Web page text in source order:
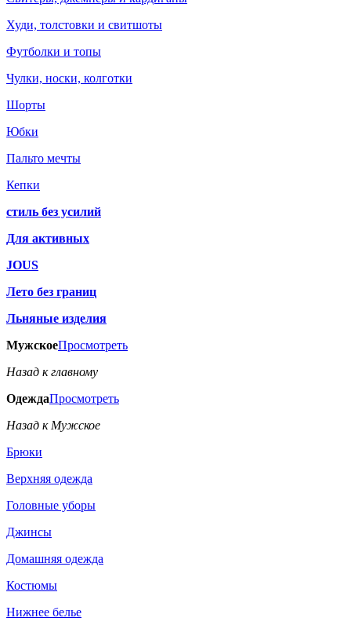
Худи, толстовки и свитшоты
Футболки и топы
Чулки, носки, колготки
Шорты
Юбки
Пальто мечты
Кепки
стиль без усилий
Для активных
JOUS
Лето без границ
Льняные изделия
МужскоеПросмотреть
Назад к главному
ОдеждаПросмотреть
Назад к Мужское
Брюки
Верхняя одежда
Головные уборы
Джинсы
Домашняя одежда
Костюмы
Нижнее белье